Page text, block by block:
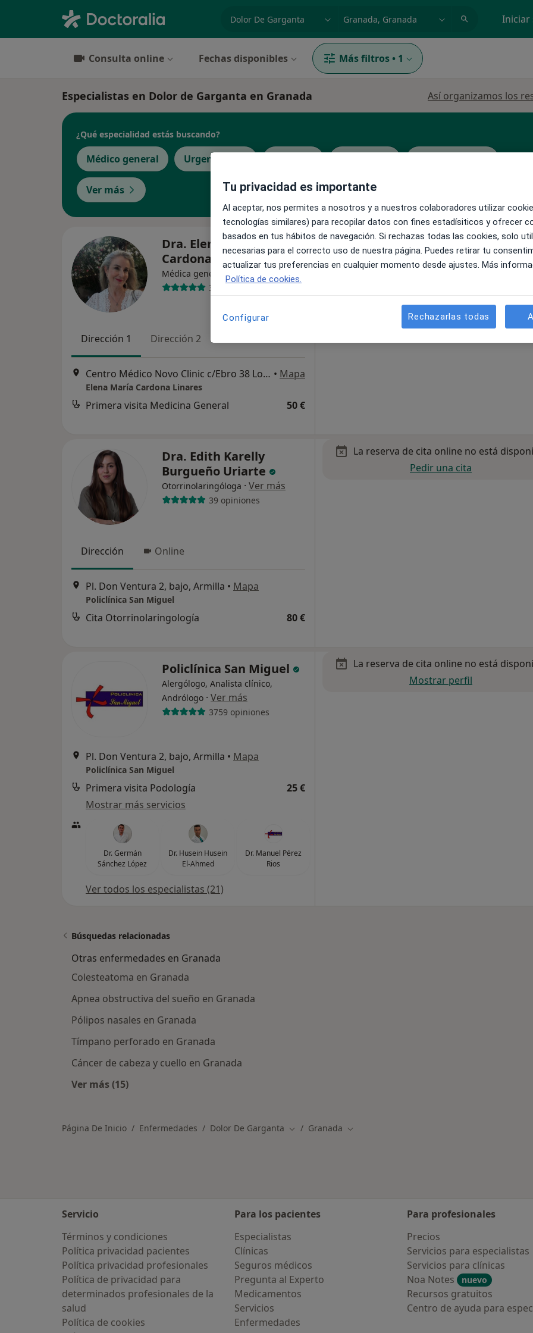
Iniciar
Consulta online Fechas disponibles Más filtros • 1
Especialistas en Dolor de Garganta en Granada Así organizamos los
¿Qué especialidad estás buscando?
Médico general Urgenciólogo
Ver más
Dra. Elena María
Cardona Linares
Médica general, Urgencióloga
36 opiniones
Dirección 1 Dirección 2
Centro Médico Novo Clinic c/Ebro 38 Local 3, Granada • Mapa
Elena María Cardona Linares
Primera visita Medicina General 50 €
La reserva de cita online no está
Pedir una cita
Dra. Edith Karelly
Burgueño Uriarte
Otorrinolaringóloga · Ver más
39 opiniones
Dirección Online
Pl. Don Ventura 2, bajo, Armilla • Mapa
Policlínica San Miguel
Cita Otorrinolaringología 80 €
La reserva de cita online no está
Pedir una cita
Policlínica San Miguel
Alergólogo, Analista clínico,
Andrólogo · Ver más
3759 opiniones
Pl. Don Ventura 2, bajo, Armilla • Mapa
Policlínica San Miguel
Primera visita Podología
25 €
Mostrar más servicios
Dr. Germán
Sánchez López
Dr. Husein Husein
El-Ahmed
Dr. Manuel Pérez
Rios
Ver todos los especialistas (21)
La reserva de cita online no está
Mostrar perfil
Búsquedas relacionadas
Otras enfermedades en Granada
Colesteatoma en Granada
Apnea obstructiva del sueño en Granada
Pólipos nasales en Granada
Tímpano perforado en Granada
Cáncer de cabeza y cuello en Granada
Ver más (15)
Página De Inicio Enfermedades Dolor De Garganta Cambiar de ciudad
Granada Cambiar de ciudad
Servicio
Términos y condiciones
Política privacidad pacientes
Política privacidad profesionales
Política de privacidad para
determinados profesionales de la
salud
Política de cookies
Para los pacientes
Especialistas
Clínicas
Seguros médicos
Pregunta al Experto
Medicamentos
Servicios
Enfermedades
Para profesionales
Precios
Servicios para especialistas
Servicios para clínicas
Noa Notes
nuevo
Recursos gratuitos
Centro de ayuda para
Tu privacidad es importante
Al aceptar, nos permites a nosotros y a nuestros colaboradores utilizar
tecnologías similares) para recopilar datos con fines estadísiticos y ofrecer
basados en tus hábitos de navegación. Si rechazas todas las cookies, solo
necesarias para el correcto uso de nuestra página. Puedes retirar tu
actualizar tus preferencias en cualquier momento desde ajustes. Más
Política de cookies.
Configurar Rechazarlas todas